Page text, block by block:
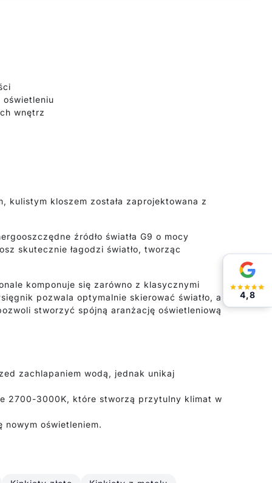
oświetleniu
wnętrz
kulistym kloszem została zaprojektowana z
źródło światła G9 o mocy
skutecznie łagodzi światło, tworząc
komponuje się zarówno z klasycznymi
pozwala optymalnie skierować światło, a
stworzyć spójną aranżację oświetleniową
zachlapaniem wodą, jednak unikaj
2700-3000K, które stworzą przytulny klimat w
oświetleniem.
4,8